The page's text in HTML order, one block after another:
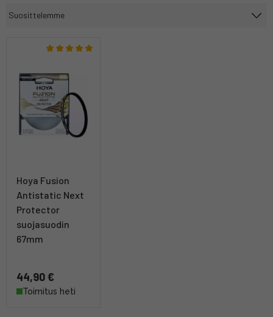
Hoya Fusion
Antistatic Next
Protector
suojasuodin
67mm
44,90 €
Toimitus heti